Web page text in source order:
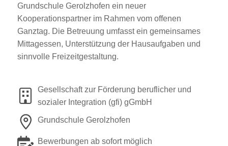
Presse
News Archiv
Grundschule Gerolzhofen ein neuer
Kooperationspartner im Rahmen vom offenen
Ganztag. Die Betreuung umfasst ein gemeinsames
Mittagessen, Unterstützung der Hausaufgaben und
sinnvolle Freizeitgestaltung.
Gesellschaft zur Förderung beruflicher und
sozialer Integration (gfi) gGmbH
Grundschule Gerolzhofen
Bewerbungen ab sofort möglich